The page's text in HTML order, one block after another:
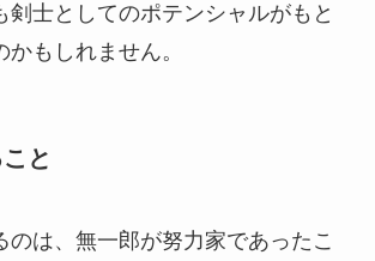
剣士としてのポテンシャルがもと
もしれません。
と
のは、無一郎が努力家であったこ